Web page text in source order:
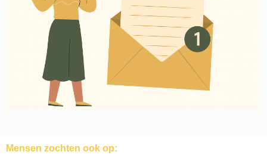
Mensen zochten ook op: